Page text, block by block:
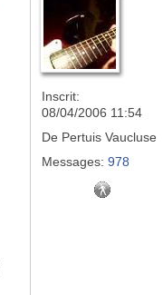
Inscrit:
08/04/2006 11:54
De Pertuis Vaucluse
Messages: 978